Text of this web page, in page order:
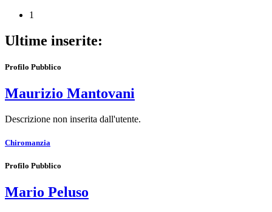
1
Ultime inserite:
Profilo Pubblico
Maurizio Mantovani
Descrizione non inserita dall'utente.
Chiromanzia
Profilo Pubblico
Mario Peluso